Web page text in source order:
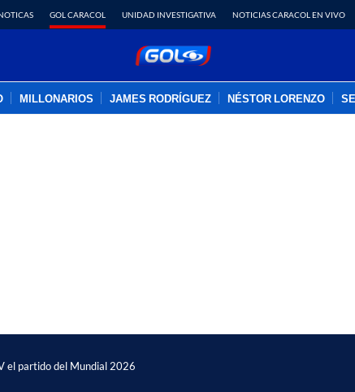
GOL CARACOL UNIDAD INVESTIGATIVA NOTICIAS CARACOL EN VIVO
MILLONARIOS JAMES RODRÍGUEZ NÉSTOR LORENZO
el partido del Mundial 2026